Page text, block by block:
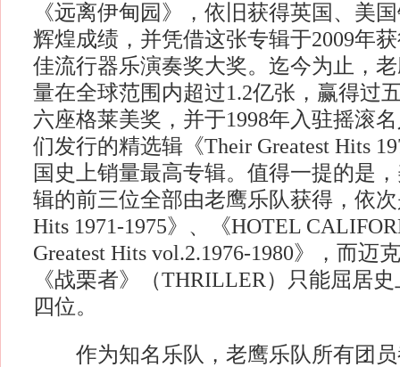
《远离伊甸园》，依旧获得英国、美
辉煌成绩，并凭借这张专辑于2009年
佳流行器乐演奏奖大奖。迄今为止，
量在全球范围内超过1.2亿张，赢得过
六座格莱美奖，并于1998年入驻摇滚
们发行的精选辑《Their Greatest Hits
国史上销量最高专辑。值得一提的是
辑的前三位全部由老鹰乐队获得，依次
Hits 1971-1975》、《HOTEL
Greatest Hits vol.2.1976-1980》，而迈
《战栗者》（THRILLER）只能屈居
四位。
作为知名乐队，老鹰乐队所有团员